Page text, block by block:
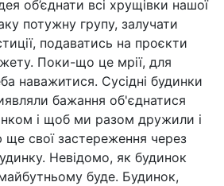
об’єднати всі хрущівки нашої
потужну групу, залучати
подаватись на проєкти
Поки-що це мрії, для
наважитися. Сусідні будинки
бажання об'єднатися
і щоб ми разом дружили і
свої застереження через
Невідомо, як будинок
буде. Будинок,